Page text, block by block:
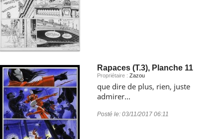
Rapaces (T.3), Planche 11
Propriétaire : Zazou
que dire de plus, rien, juste
admirer...
Posté le: 03/11/2017 06:11